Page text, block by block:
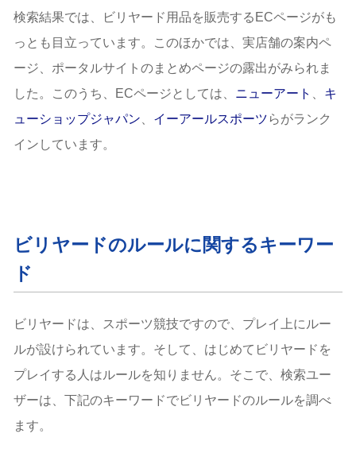
検索結果では、ビリヤード用品を販売するECページがも
っとも目立っています。このほかでは、実店舗の案内ペ
ージ、ポータルサイトのまとめページの露出がみられま
した。このうち、ECページとしては、 ニューアート
キ
ューショップジャパン
イーアールスポーツらがランク
インしています。
ビリヤードのルールに関するキーワー
ド
ビリヤードは、スポーツ競技ですので、プレイ上にルー
ルが設けられています。そして、はじめてビリヤードを
プレイする人はルールを知りません。そこで、検索ユー
ザーは、下記のキーワードでビリヤードのルールを調べ
ます。